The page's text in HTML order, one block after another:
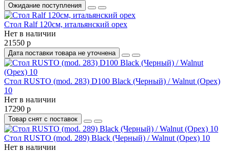
Ожидание поступления
Стол Ralf 120см, итальянский орех
Нет в наличии
21550 р
Дата поставки товара не уточнена
Стол RUSTO (mod. 283) D100 Black (Черный) / Walnut (Орех)
10
Нет в наличии
17290 р
Товар снят с поставок
Стол RUSTO (mod. 289) Black (Черный) / Walnut (Орех) 10
Нет в наличии